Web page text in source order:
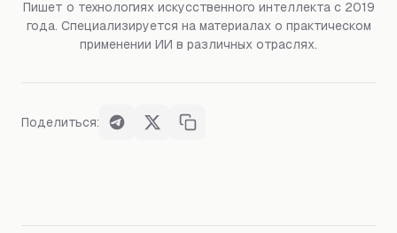
Пишет о технологиях искусственного интеллекта с 2019
года. Специализируется на материалах о практическом
применении ИИ в различных отраслях.
Поделиться: